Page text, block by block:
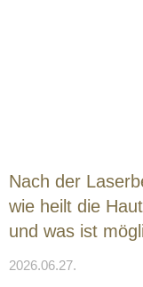
Nach der
wie heilt die
und was ist
2026.06.27.